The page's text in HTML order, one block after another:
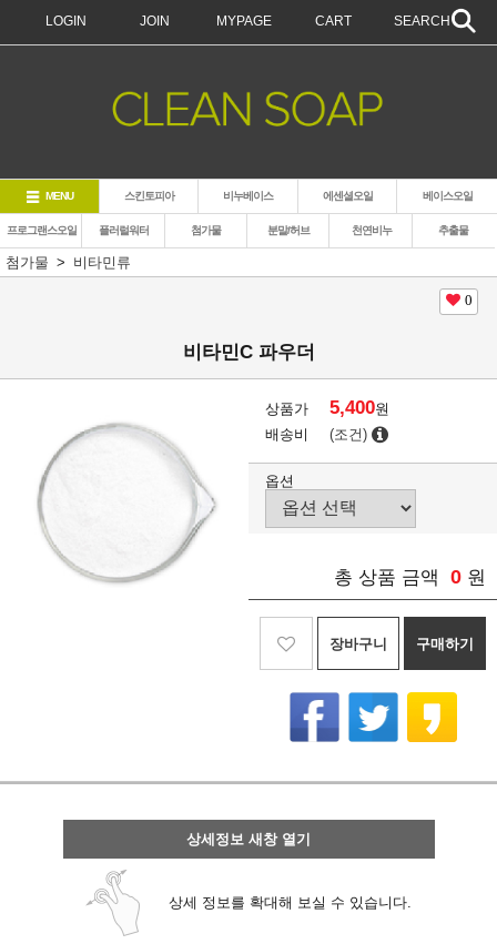
LOGIN JOIN MYPAGE CART SEARCH
MENU 스킨토피아 비누베이스 에센셜오일 베이스오일
프로그랜스오일 플러럴워터 첨가물 분말/허브 천연비누 추출물
첨가물 비타민류
0
비타민C 파우더
상품가 5,400원
배송비
(조건)
옵션
총 상품 금액 0 원
장바구니 구매하기
상세정보 새창 열기
상세 정보를 확대해 보실 수 있습니다.